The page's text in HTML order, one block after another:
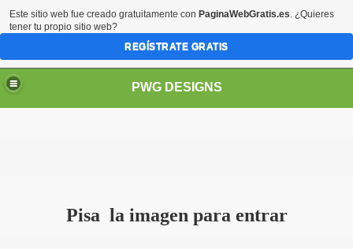
PWG DESIGNS
Pisa la imagen para entrar
Este sitio web fue creado gratuitamente con PaginaWebGratis.es. ¿Quieres
tener tu propio sitio web?
REGÍSTRATE GRATIS